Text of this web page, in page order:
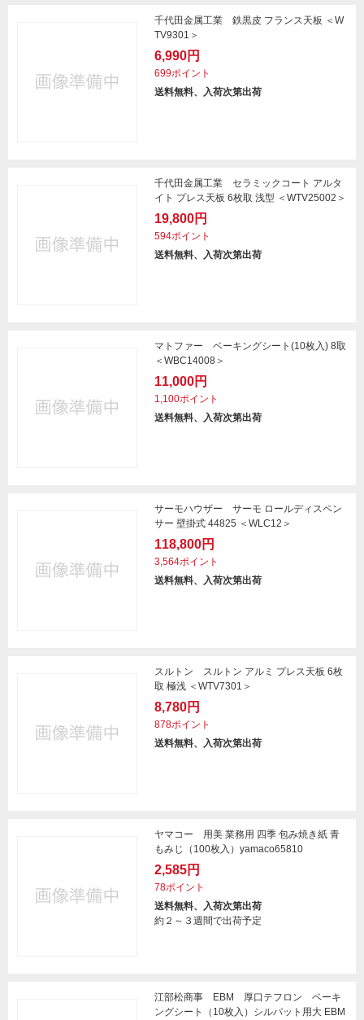
千代田金属工業 鉄黒皮 フランス天板 ＜W
TV9301＞
6,990円
699ポイント
送料無料、入荷次第出荷
千代田金属工業 セラミックコート アルタ
イト プレス天板 6枚取 浅型 ＜WTV25002＞
19,800円
594ポイント
送料無料、入荷次第出荷
マトファー ベーキングシート(10枚入) 8取
＜WBC14008＞
11,000円
1,100ポイント
送料無料、入荷次第出荷
サーモハウザー サーモ ロールディスペン
サー 壁掛式 44825 ＜WLC12＞
118,800円
3,564ポイント
送料無料、入荷次第出荷
スルトン スルトン アルミ プレス天板 6枚
取 極浅 ＜WTV7301＞
8,780円
878ポイント
送料無料、入荷次第出荷
ヤマコー 用美 業務用 四季 包み焼き紙 青
もみじ（100枚入）yamaco65810
2,585円
78ポイント
送料無料、入荷次第出荷
約２～３週間で出荷予定
江部松商事 EBM 厚口テフロン ベーキ
ングシート（10枚入）シルパット用大 EBM